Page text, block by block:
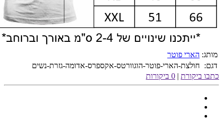
מותג: הארי פוטר
דגם: חולצת-הארי-פוטר-הוגוורטס-אקספרס-אדומה-גזרת-נשים
כתבו ביקורת | 0 ביקורות